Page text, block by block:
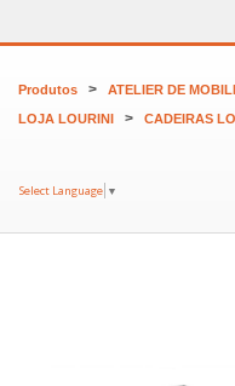
Produtos > ATELIER DE
LOJA LOURINI > CADEIRAS
Select Language ▼